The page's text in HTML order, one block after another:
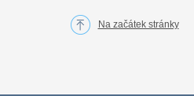
Na začátek stránky